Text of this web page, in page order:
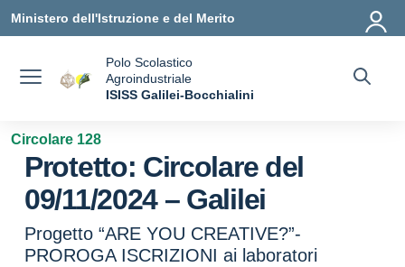
Vai ai contenuti
Vai al menu di navigazione
Vai al footer
Ministero dell'Istruzione e del Merito
Polo Scolastico
Agroindustriale
ISISS Galilei-Bocchialini
Circolare 128
Protetto: Circolare del
09/11/2024 – Galilei
Progetto “ARE YOU CREATIVE?”-
PROROGA ISCRIZIONI ai laboratori